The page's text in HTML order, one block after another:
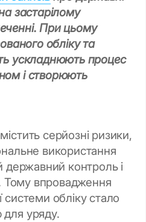
застарілому
При цьому
обліку та
ускладнюють процес
і створюють
серйозні ризики,
використання
державний контроль і
Тому впровадження
системи обліку стало
уряду.